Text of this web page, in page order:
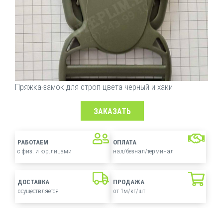
Пряжка-замок для строп цвета черный и хаки
ЗАКАЗАТЬ
РАБОТАЕМ
с физ. и юр.лицами
ОПЛАТА
нал/безнал/терминал
ДОСТАВКА
осуществляется
ПРОДАЖА
от 1м/кг/шт